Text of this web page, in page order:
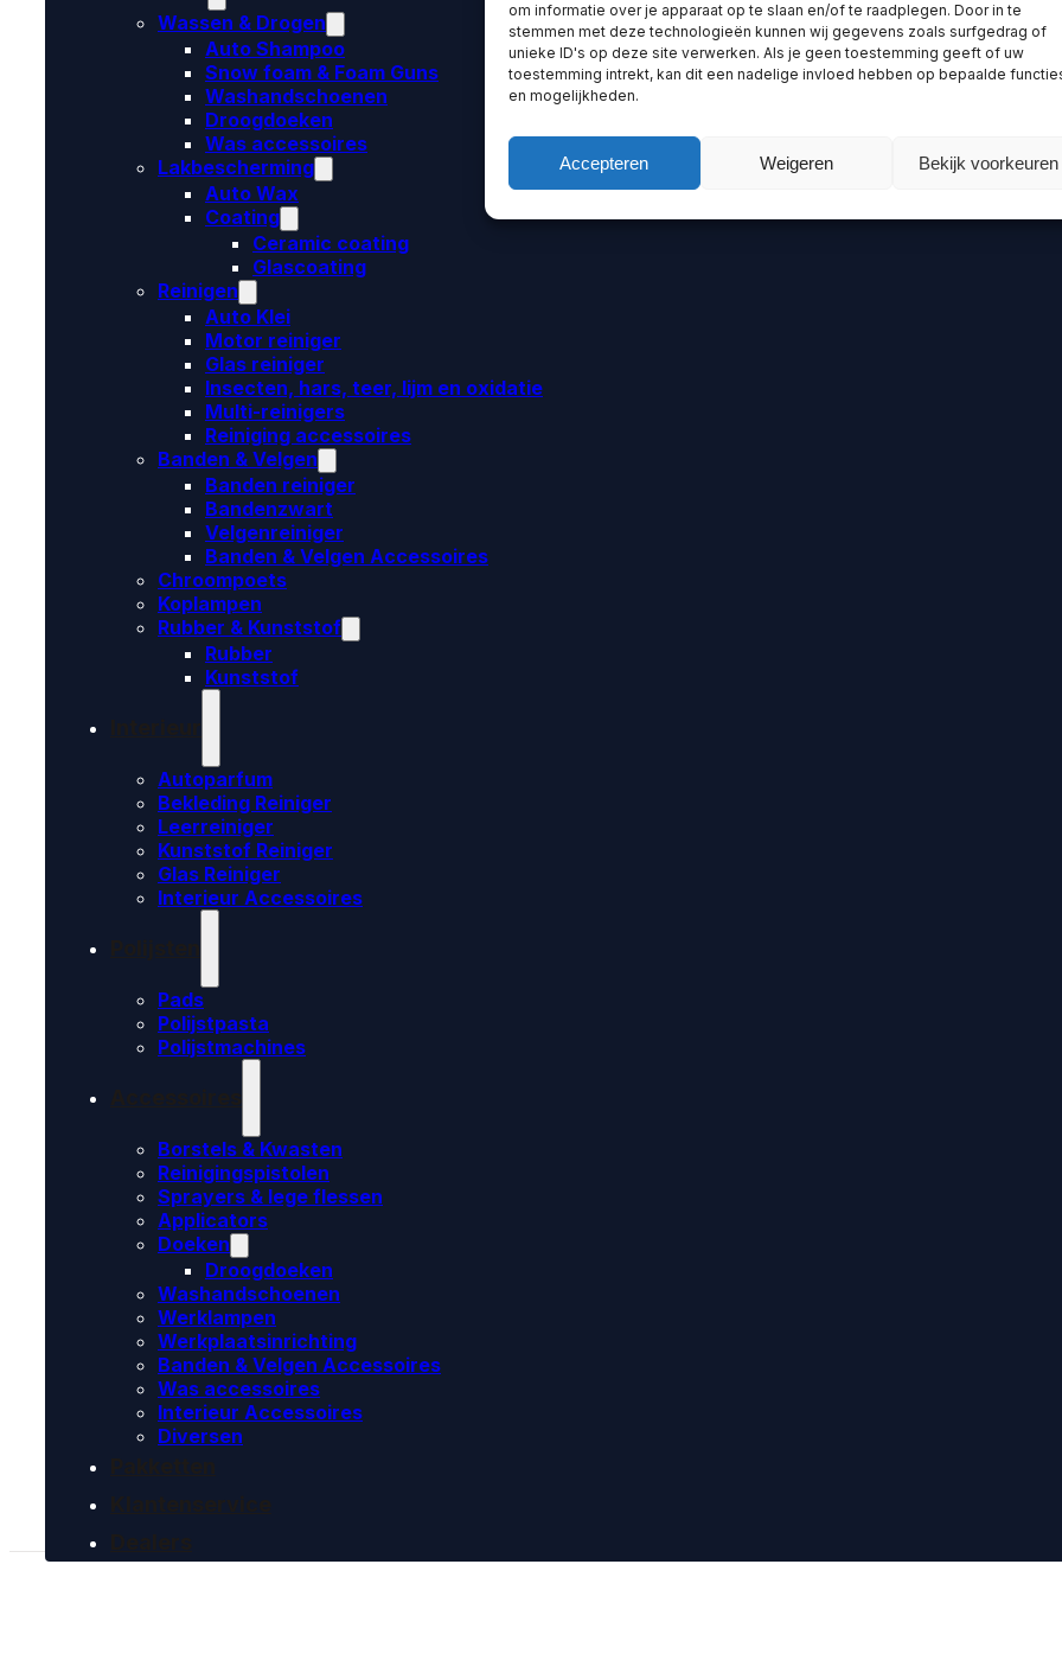
om informatie over je apparaat op te slaan en/of te raadplegen. Door in te
stemmen met deze technologieën kunnen wij gegevens zoals surfgedrag of
unieke ID's op deze site verwerken. Als je geen toestemming geeft of uw
toestemming intrekt, kan dit een nadelige invloed hebben op bepaalde
en mogelijkheden.
Accepteren Weigeren Bekijk voorkeuren
Wassen & Drogen
Auto Shampoo
Snow foam & Foam Guns
Washandschoenen
Droogdoeken
Was accessoires
Lakbescherming
Auto Wax
Coating
Ceramic coating
Glascoating
Reinigen
Auto Klei
Motor reiniger
Glas reiniger
Insecten, hars, teer, lijm en oxidatie
Multi-reinigers
Reiniging accessoires
Banden & Velgen
Banden reiniger
Bandenzwart
Velgenreiniger
Banden & Velgen Accessoires
Chroompoets
Koplampen
Rubber & Kunststof
Rubber
Kunststof
Autoparfum
Bekleding Reiniger
Leerreiniger
Kunststof Reiniger
Glas Reiniger
Interieur Accessoires
Pads
Polijstpasta
Polijstmachines
Borstels & Kwasten
Reinigingspistolen
Sprayers & lege flessen
Applicators
Doeken
Droogdoeken
Washandschoenen
Werklampen
Werkplaatsinrichting
Banden & Velgen Accessoires
Was accessoires
Interieur Accessoires
Diversen